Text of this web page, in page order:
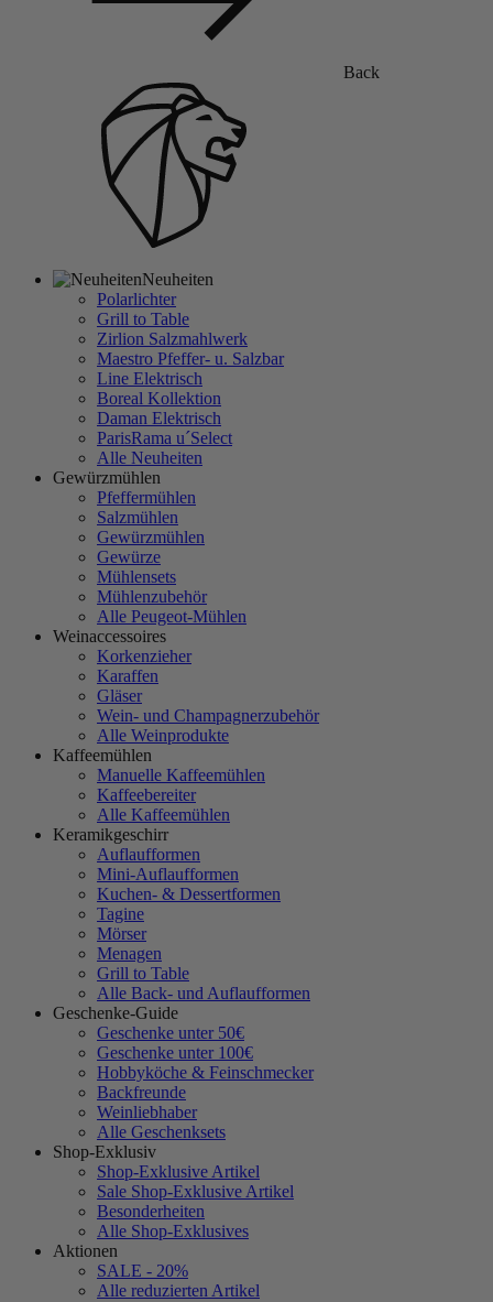
Back
Neuheiten
Polarlichter
Grill to Table
Zirlion Salzmahlwerk
Maestro Pfeffer- u. Salzbar
Line Elektrisch
Boreal Kollektion
Daman Elektrisch
ParisRama u´Select
Alle Neuheiten
Gewürzmühlen
Pfeffermühlen
Salzmühlen
Gewürzmühlen
Gewürze
Mühlensets
Mühlenzubehör
Alle Peugeot-Mühlen
Weinaccessoires
Korkenzieher
Karaffen
Gläser
Wein- und Champagnerzubehör
Alle Weinprodukte
Kaffeemühlen
Manuelle Kaffeemühlen
Kaffeebereiter
Alle Kaffeemühlen
Keramikgeschirr
Auflaufformen
Mini-Auflaufformen
Kuchen- & Dessertformen
Tagine
Mörser
Menagen
Grill to Table
Alle Back- und Auflaufformen
Geschenke-Guide
Geschenke unter 50€
Geschenke unter 100€
Hobbyköche & Feinschmecker
Backfreunde
Weinliebhaber
Alle Geschenksets
Shop-Exklusiv
Shop-Exklusive Artikel
Sale Shop-Exklusive Artikel
Besonderheiten
Alle Shop-Exklusives
Aktionen
SALE - 20%
Alle reduzierten Artikel